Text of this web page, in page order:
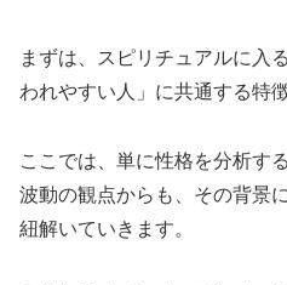
まずは、スピリチュアルに入
われやすい人」に共通する特
ここでは、単に性格を分析す
波動の観点からも、その背景
紐解いていきます。